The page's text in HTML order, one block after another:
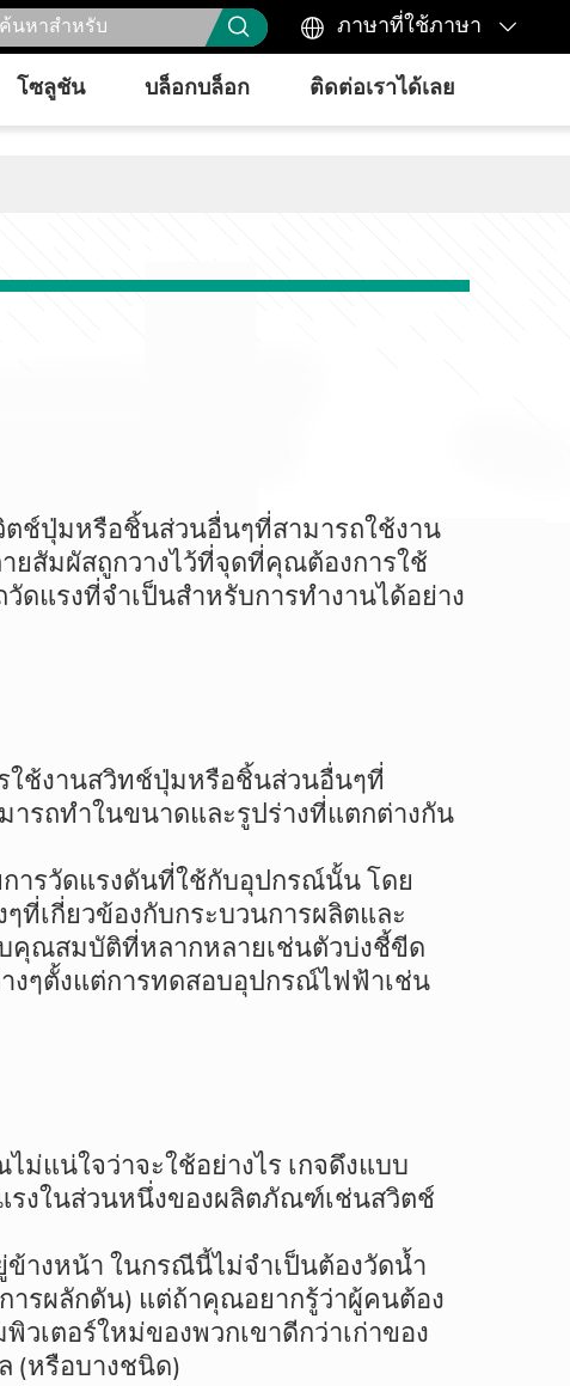
  ภาษาที่ใช้ภาษา 
โซลูชัน บล็อกบล็อก ติดต่อเราได้เลย
ตช์ปุ่มหรือชิ้นส่วนอื่นๆที่สามารถใช้งาน
ยสัมผัสถูกวางไว้ที่จุดที่คุณต้องการใช้
แรงที่จำเป็นสำหรับการทำงานได้อย่าง
ใช้งานสวิทช์ปุ่มหรือชิ้นส่วนอื่นๆที่
ารถทำในขนาดและรูปร่างที่แตกต่างกัน
ารวัดแรงดันที่ใช้กับอุปกรณ์นั้น โดย
ที่เกี่ยวข้องกับกระบวนการผลิตและ
บคุณสมบัติที่หลากหลายเช่นตัวบ่งชี้ขีด
งๆตั้งแต่การทดสอบอุปกรณ์ไฟฟ้าเช่น
ม่แน่ใจว่าจะใช้อย่างไร เกจดึงแบบ
รงในส่วนหนึ่งของผลิตภัณฑ์เช่นสวิตช์
างหน้า ในกรณีนี้ไม่จำเป็นต้องวัดน้ำ
ารผลักดัน) แต่ถ้าคุณอยากรู้ว่าผู้คนต้อง
เตอร์ใหม่ของพวกเขาดีกว่าเก่าของ
(หรือบางชนิด)